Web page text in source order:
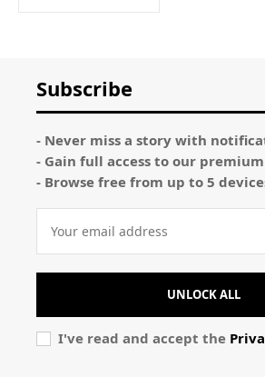
Subscribe
- Never miss a story with
- Gain full access to our
- Browse free from up to 5
UNLOCK ALL
I've read and accept the